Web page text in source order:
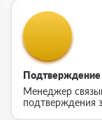
Подтверждение
Менеджер
подтверждения